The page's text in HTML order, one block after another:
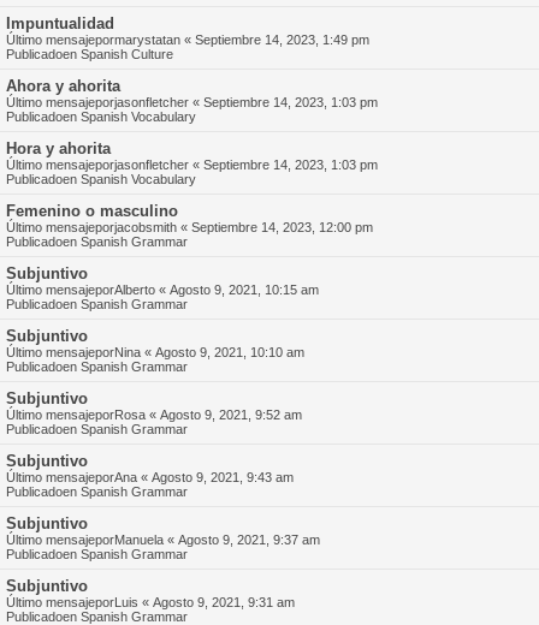
Impuntualidad
Último mensajepormarystatan « Septiembre 14, 2023, 1:49 pm
Publicadoen Spanish Culture
Ahora y ahorita
Último mensajeporjasonfletcher « Septiembre 14, 2023, 1:03 pm
Publicadoen Spanish Vocabulary
Hora y ahorita
Último mensajeporjasonfletcher « Septiembre 14, 2023, 1:03 pm
Publicadoen Spanish Vocabulary
Femenino o masculino
Último mensajeporjacobsmith « Septiembre 14, 2023, 12:00 pm
Publicadoen Spanish Grammar
Subjuntivo
Último mensajeporAlberto « Agosto 9, 2021, 10:15 am
Publicadoen Spanish Grammar
Subjuntivo
Último mensajeporNina « Agosto 9, 2021, 10:10 am
Publicadoen Spanish Grammar
Subjuntivo
Último mensajeporRosa « Agosto 9, 2021, 9:52 am
Publicadoen Spanish Grammar
Subjuntivo
Último mensajeporAna « Agosto 9, 2021, 9:43 am
Publicadoen Spanish Grammar
Subjuntivo
Último mensajeporManuela « Agosto 9, 2021, 9:37 am
Publicadoen Spanish Grammar
Subjuntivo
Último mensajeporLuis « Agosto 9, 2021, 9:31 am
Publicadoen Spanish Grammar